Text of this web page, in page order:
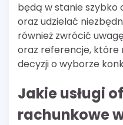
będą w stanie
oraz udzielać
również zwrócić
oraz referencje, które
decyzji o wyborze
Jakie usługi
rachunkowe